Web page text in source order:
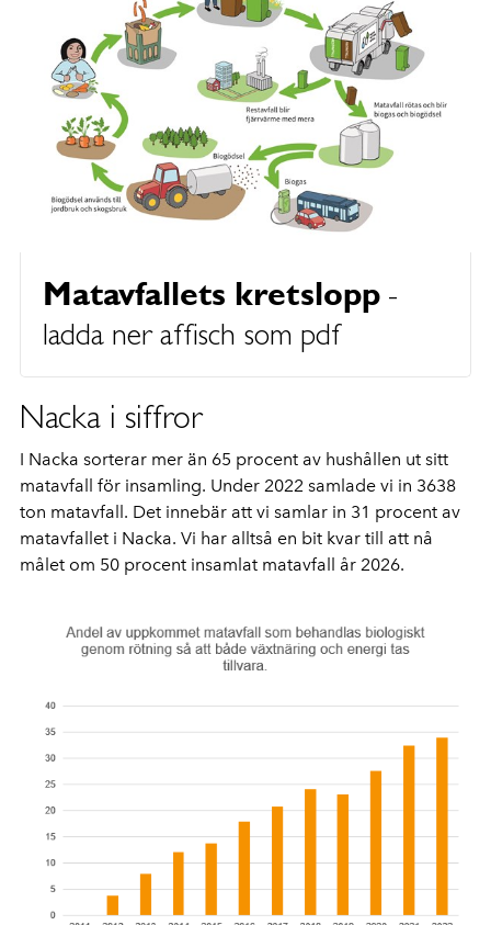
Matavfallets kretslopp-
ladda ner affisch som pdf
Nacka i siffror
I Nacka sorterar mer än 65 procent av hushållen ut sitt
matavfall för insamling. Under 2022 samlade vi in 3638
ton matavfall. Det innebär att vi samlar in 31 procent av
matavfallet i Nacka. Vi har alltså en bit kvar till att nå
målet om 50 procent insamlat matavfall år 2026.